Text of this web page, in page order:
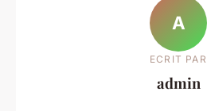
A
ECRIT PAR
admin